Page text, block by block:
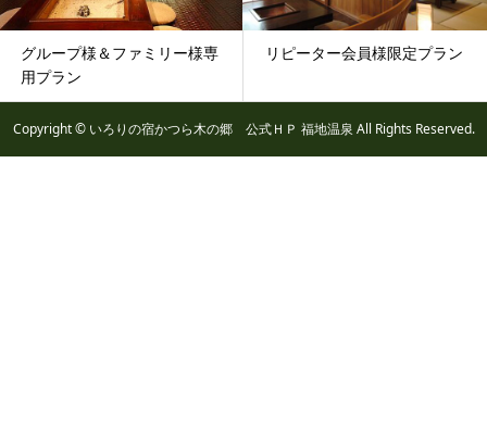
グループ様＆ファミリー様専
用プラン
リピーター会員様限定プラン
Copyright © いろりの宿かつら木の郷 公式ＨＰ 福地温泉 All Rights Reserved.